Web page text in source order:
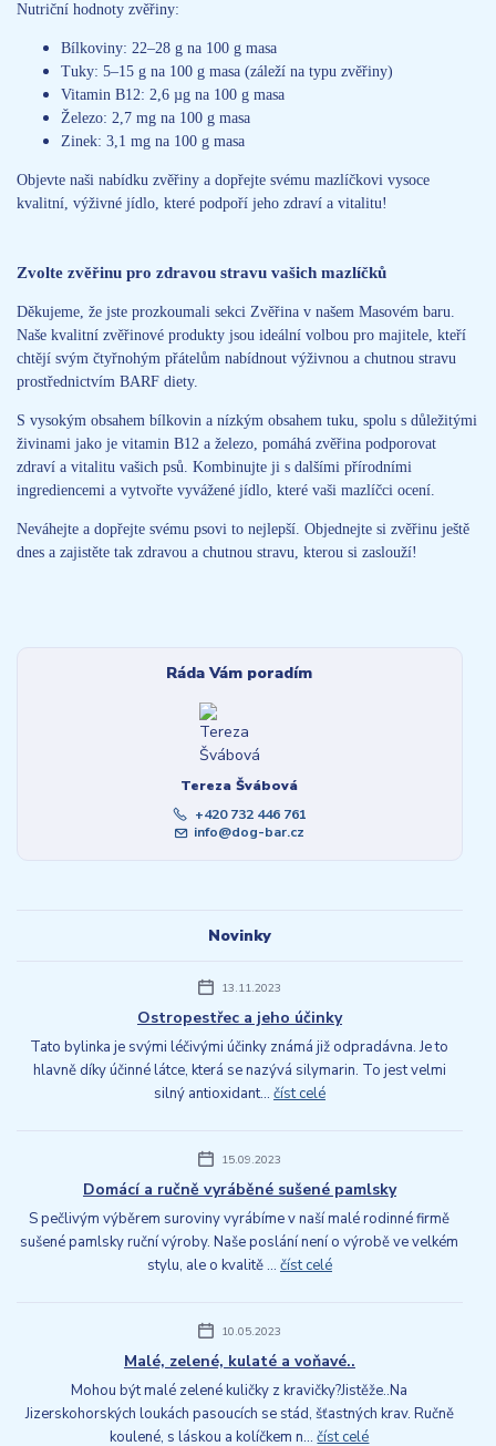
Nutriční hodnoty zvěřiny:
Bílkoviny: 22–28 g na 100 g masa
Tuky: 5–15 g na 100 g masa (záleží na typu zvěřiny)
Vitamin B12: 2,6 µg na 100 g masa
Železo: 2,7 mg na 100 g masa
Zinek: 3,1 mg na 100 g masa
Objevte naši nabídku zvěřiny a dopřejte svému mazlíčkovi vysoce
kvalitní, výživné jídlo, které podpoří jeho zdraví a vitalitu!
Zvolte zvěřinu pro zdravou stravu vašich mazlíčků
Děkujeme, že jste prozkoumali sekci Zvěřina v našem Masovém baru.
Naše kvalitní zvěřinové produkty jsou ideální volbou pro majitele, kteří
chtějí svým čtyřnohým přátelům nabídnout výživnou a chutnou stravu
prostřednictvím BARF diety.
S vysokým obsahem bílkovin a nízkým obsahem tuku, spolu s důležitými
živinami jako je vitamin B12 a železo, pomáhá zvěřina podporovat
zdraví a vitalitu vašich psů. Kombinujte ji s dalšími přírodními
ingrediencemi a vytvořte vyvážené jídlo, které vaši mazlíčci ocení.
Neváhejte a dopřejte svému psovi to nejlepší. Objednejte si zvěřinu ještě
dnes a zajistěte tak zdravou a chutnou stravu, kterou si zaslouží!
Ráda Vám poradím
Tereza Švábová
+420 732 446 761
info@dog-bar.cz
Novinky
13.11.2023
Ostropestřec a jeho účinky
Tato bylinka je svými léčivými účinky známá již odpradávna. Je to
hlavně díky účinné látce, která se nazývá silymarin. To jest velmi
silný antioxidant... číst celé
15.09.2023
Domácí a ručně vyráběné sušené pamlsky
S pečlivým výběrem suroviny vyrábíme v naší malé rodinné firmě
sušené pamlsky ruční výroby. Naše poslání není o výrobě ve velkém
stylu, ale o kvalitě ... číst celé
10.05.2023
Malé, zelené, kulaté a voňavé..
Mohou být malé zelené kuličky z kravičky?Jistěže..Na
Jizerskohorských loukách pasoucích se stád, šťastných krav. Ručně
koulené, s láskou a kolíčkem n...číst celé